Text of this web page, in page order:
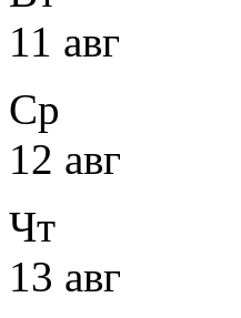
11 авг
Ср
12 авг
Чт
13 авг